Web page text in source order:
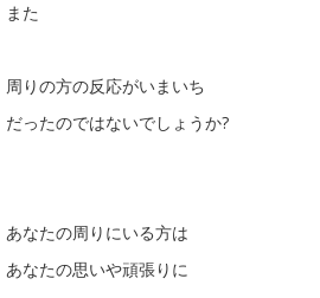
また
周りの方の反応がいまいち
だったのではないでしょうか?
あなたの周りにいる方は
あなたの思いや頑張りに